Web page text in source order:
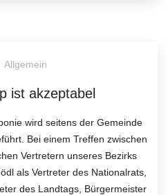
Allgemein
ist akzeptabel
wird seitens der Gemeinde
Bei einem Treffen zwischen
Vertretern unseres Bezirks
als Vertreter des Nationalrats,
des Landtags, Bürgermeister